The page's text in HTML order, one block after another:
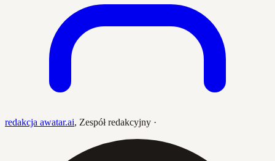
redakcja awatar.ai, Zespół redakcyjny ·